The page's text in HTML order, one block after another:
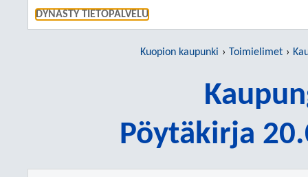
DYNASTY TIETOPALVELU
Kuopion kaupunki Toimielimet
Pöytäkirja